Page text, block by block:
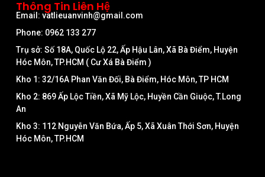
Thông Tin Liên Hệ
Email: vatlieuanvinh@gmail.com
Phone: 0962 133 277
Trụ sở: Số 18A, Quốc Lộ 22, Ấp Hậu Lân, Xã Bà Điểm, Huyện
Hóc Môn, TP.HCM ( Cư Xá Bà Điểm )
Kho 1: 32/16A Phan Văn Đối, Bà Điểm, Hóc Môn, TP HCM
Kho 2: 869 Ấp Lộc Tiền, Xã Mỹ Lộc, Huyền Cần Giuộc, T.Long
An
Kho 3: 112 Nguyễn Văn Bứa, Ấp 5, Xã Xuân Thới Sơn, Huyện
Hóc Môn, TP.HCM